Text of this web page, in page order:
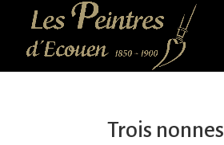
Trois nonnes